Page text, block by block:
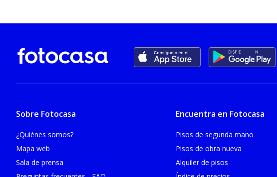
Sobre Fotocasa
¿Quiénes somos?
Mapa web
Sala de prensa
Encuentra en Fotocasa
Pisos de segunda mano
Pisos de obra nueva
Alquiler de pisos